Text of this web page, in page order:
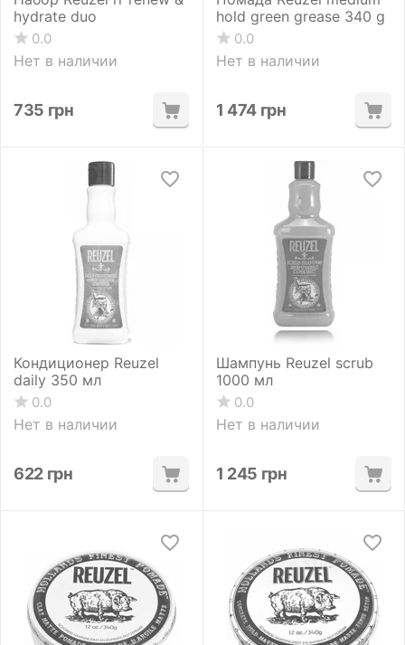
hydrate duo
0.0
Нет в наличии
735 грн
hold green grease 340 g
0.0
Нет в наличии
1 474 грн
Кондиционер Reuzel
daily 350 мл
0.0
Нет в наличии
622 грн
Шампунь Reuzel scrub
1000 мл
0.0
Нет в наличии
1 245 грн